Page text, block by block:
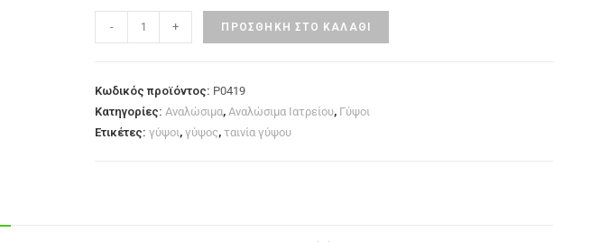
- + ΠΡΟΣΘΉΚΗ ΣΤΟ ΚΑΛΆΘΙ
Κωδικός προϊόντος: P0419
Κατηγορίες:Αναλώσιμα,Αναλώσιμα Ιατρείου, Γύψοι
Ετικέτες:γύψοι,γύψος,ταινία γύψου